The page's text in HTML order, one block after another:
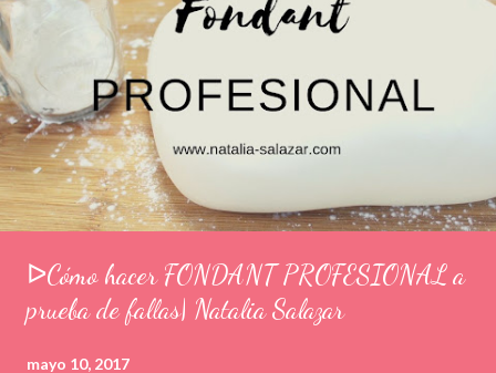
ᐅCómo hacer FONDANT PROFESIONAL a
prueba de fallas| Natalia Salazar
mayo 10, 2017